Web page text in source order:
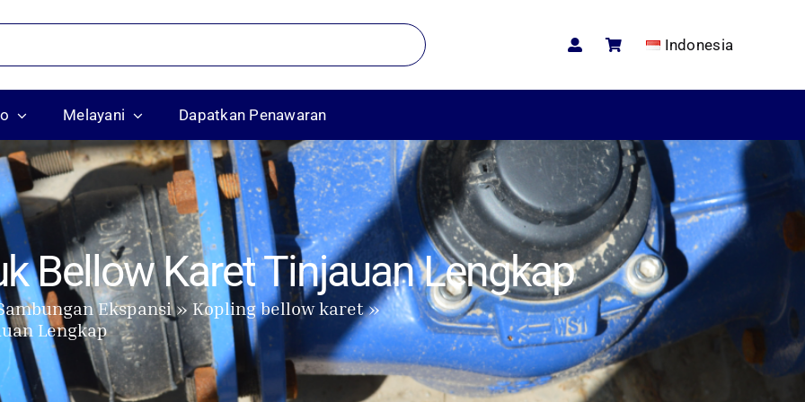
Indonesia
Melayani Dapatkan Penawaran
Bellow Karet Tinjauan Lengkap
Ekspansi
Kopling bellow karet
Lengkap